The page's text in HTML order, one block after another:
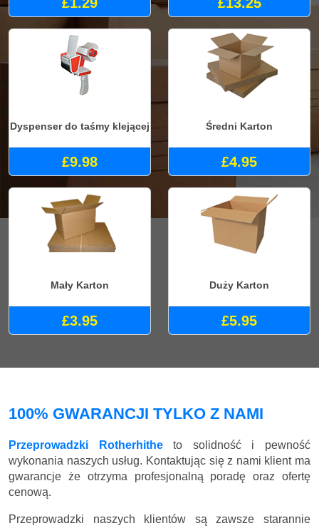
Dyspenser do taśmy klejącej
£9.98
Średni Karton
£4.95
Mały Karton
£3.95
Duży Karton
£5.95
100% GWARANCJI TYLKO Z NAMI
Przeprowadzki Rotherhitheto solidność i pewność
wykonania naszych usług. Kontaktując się z nami klient ma
gwarancje że otrzyma profesjonalną poradę oraz ofertę
cenową.
Przeprowadzki naszych klientów są zawsze starannie